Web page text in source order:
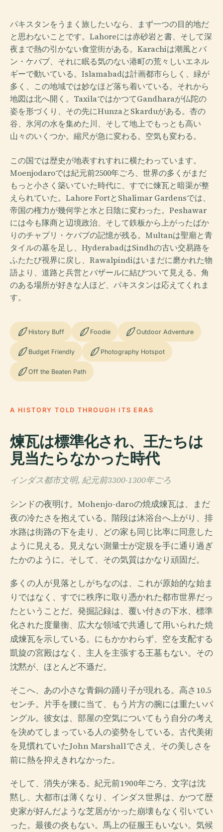
パキスタンをうまく旅したいなら、まず一つの目的地だ
と思わないことです。Lahoreには赤砂岩と書、そして深
夜まで熱の引かない食堂街がある。Karachiは潮風とバ
ン・ケバブ、それに眠る気のない港町の荒々しいエネル
ギーで動いている。Islamabadは計画都市らしく、緑が
多く、この地域では妙なほど落ち着いている。それから
地図は北へ開く。TaxilaではかつてGandharaが仏陀の
姿を形づくり、その先にHunzaとSkarduがある。杏の
谷、氷河の水を集めた川、そして地上でもっとも高い
山々のいくつか。縮尺が急に変わる。空気も変わる。
この国では歴史が地表すれすれに横たわっています。
Moenjodaroでは紀元前2500年ごろ、世界の多くがまだ
もっと小さく築いていた時代に、すでに煉瓦と暗渠が整
えられていた。Lahore FortとShalimar Gardensでは、
帝国の権力が幾何学と水と日陰に変わった。Peshawar
には今も隊商と辺境政治、そして鉄板から上がったばか
りのチャプリ・ケバブの記憶が残る。Multanは聖廟と青
タイルの墓を足し、HyderabadはSindhの古い交易路を
ふたたび視界に戻し、Rawalpindiはいまだに磨かれた物
語より、道路と兵営とバザールに結びついて見える。角
のある場所が好きな人ほど、パキスタンは応えてくれま
す。
History Buff Foodie Outdoor Adventure
Budget Friendly Photography Hotspot
Off the Beaten Path
A HISTORY TOLD THROUGH ITS ERAS
煉瓦は標準化され、王たちは
見当たらなかった時代
インダス都市文明, 紀元前3300-1300年ごろ
シンドの夜明け。Mohenjo-daroの焼成煉瓦は、まだ
夜の冷たさを抱えている。階段は沐浴台へ上がり、排
水路は街路の下を走り、どの家も同じ比率に同意した
ように見える。見えない測量士が定規を手に通り過ぎ
たかのように。そして、その気質はかなり頑固だ。
多くの人が見落としがちなのは、これが原始的な始ま
りではなく、すでに秩序に取り憑かれた都市世界だっ
たということだ。発掘記録は、覆い付きの下水、標準
化された度量衡、広大な領域で共通して用いられた焼
成煉瓦を示している。にもかかわらず、空を支配する
凱旋の宮殿はなく、主人を主張する王墓もない。その
沈黙が、ほとんど不遜だ。
そこへ、あの小さな青銅の踊り子が現れる。高さ10.5
センチ。片手を腰に当て、もう片方の腕には重たいバ
ングル。彼女は、部屋の空気についてもう自分の考え
を決めてしまっている人の姿勢をしている。古代美術
を見慣れていたJohn Marshallでさえ、その美しさを
前に熱を抑えきれなかった。
そして、消失が来る。紀元前1900年ごろ、文字は沈
黙し、大都市は薄くなり、インダス世界は、かつて歴
史家が好んだような芝居がかった崩壊もなく引いてい
った。最後の炎もない。馬上の征服王もいない。気候